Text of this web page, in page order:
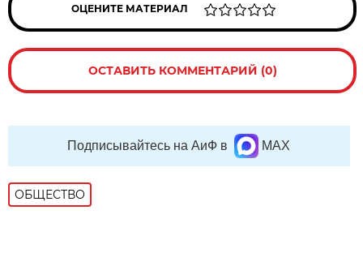
ОЦЕНИТЕ МАТЕРИАЛ
ОСТАВИТЬ КОММЕНТАРИЙ (0)
Подписывайтесь на АиФ в MAX
ОБЩЕСТВО